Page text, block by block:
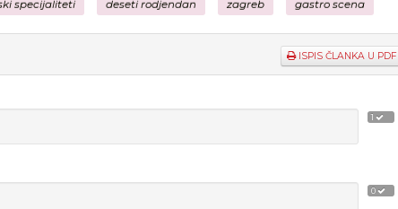
specijaliteti deseti rodjendan zagreb gastro scena
ISPIS ČLANKA U PDF
1
0